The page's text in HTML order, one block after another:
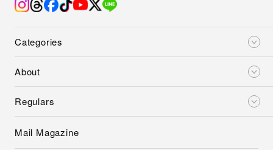
Categories
About
Regulars
Mail Magazine